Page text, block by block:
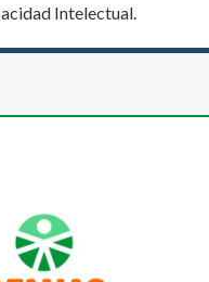
Intelectual.